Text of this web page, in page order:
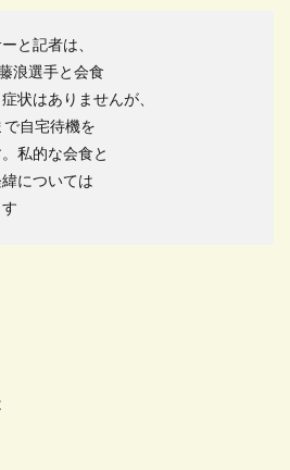
と記者は、
浪選手と会食
状はありませんが、
自宅待機を
私的な会食と
については